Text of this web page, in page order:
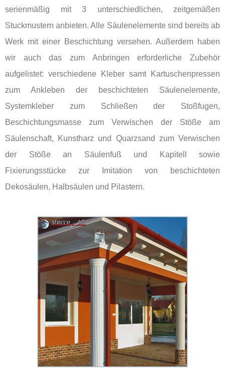
serienmäßig mit 3 unterschiedlichen, zeitgemäßen
Stuckmustern anbieten. Alle Säulenelemente sind bereits ab
Werk mit einer Beschichtung versehen. Außerdem haben
wir auch das zum Anbringen erforderliche Zubehör
aufgelistet: verschiedene Kleber samt Kartuschenpressen
zum Ankleben der beschichteten Säulenelemente,
Systemkleber zum Schließen der Stoßfugen,
Beschichtungsmasse zum Verwischen der Stöße am
Säulenschaft, Kunstharz und Quarzsand zum Verwischen
der Stöße an Säulenfuß und Kapitell sowie
Fixierungsstücke zur Imitation von beschichteten
Dekosäulen, Halbsäulen und Pilastern.